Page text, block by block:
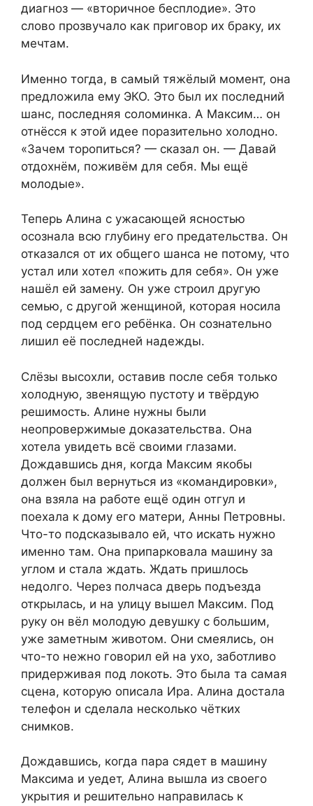
диагноз — «вторичное бесплодие». Это
слово прозвучало как приговор их браку, их
мечтам.
Именно тогда, в самый тяжёлый момент, она
предложила ему ЭКО. Это был их последний
шанс, последняя соломинка. А Максим… он
отнёсся к этой идее поразительно холодно.
«Зачем торопиться? — сказал он. — Давай
отдохнём, поживём для себя. Мы ещё
молодые».
Теперь Алина с ужасающей ясностью
осознала всю глубину его предательства. Он
отказался от их общего шанса не потому, что
устал или хотел «пожить для себя». Он уже
нашёл ей замену. Он уже строил другую
семью, с другой женщиной, которая носила
под сердцем его ребёнка. Он сознательно
лишил её последней надежды.
Слёзы высохли, оставив после себя только
холодную, звенящую пустоту и твёрдую
решимость. Алине нужны были
неопровержимые доказательства. Она
хотела увидеть всё своими глазами.
Дождавшись дня, когда Максим якобы
должен был вернуться из «командировки»,
она взяла на работе ещё один отгул и
поехала к дому его матери, Анны Петровны.
Что-то подсказывало ей, что искать нужно
именно там. Она припарковала машину за
углом и стала ждать. Ждать пришлось
недолго. Через полчаса дверь подъезда
открылась, и на улицу вышел Максим. Под
руку он вёл молодую девушку с большим,
уже заметным животом. Они смеялись, он
что-то нежно говорил ей на ухо, заботливо
придерживая под локоть. Это была та самая
сцена, которую описала Ира. Алина достала
телефон и сделала несколько чётких
снимков.
Дождавшись, когда пара сядет в машину
Максима и уедет, Алина вышла из своего
укрытия и решительно направилась к